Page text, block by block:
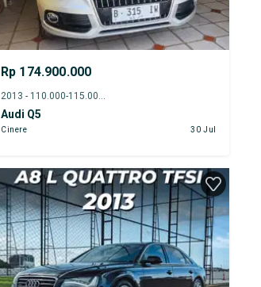
Rp 174.900.000
2013 - 110.000-115.000 km
Audi Q5
Cinere 30 Jul